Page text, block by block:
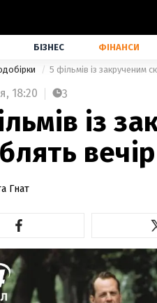
БІЗНЕС ФІНАНСИ
5 фільмів із закрученим
18:20 3
із
Гнат